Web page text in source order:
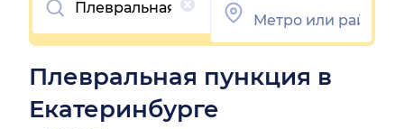
Плевральная пункция в
Екатеринбурге